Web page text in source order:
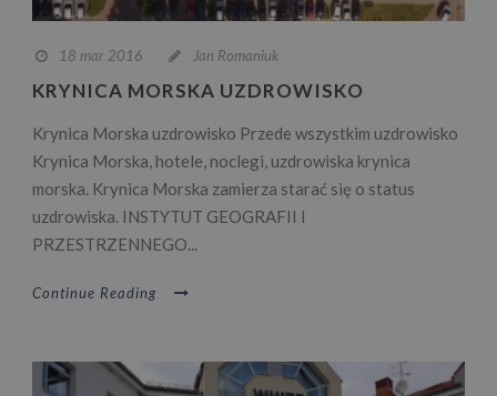
18 mar 2016 Jan Romaniuk
KRYNICA MORSKA UZDROWISKO
Krynica Morska uzdrowisko Przede wszystkim uzdrowisko
Krynica Morska, hotele, noclegi, uzdrowiska krynica
morska. Krynica Morska zamierza starać się o status
uzdrowiska. INSTYTUT GEOGRAFII I
PRZESTRZENNEGO...
Continue Reading